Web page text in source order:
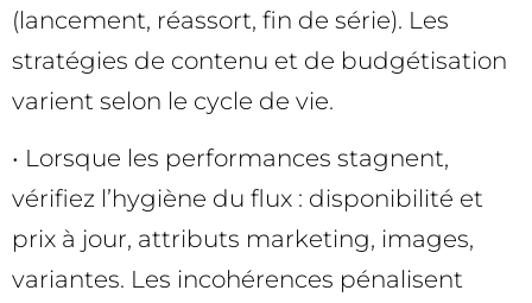
(lancement, réassort, fin de série). Les
stratégies de contenu et de budgétisation
varient selon le cycle de vie.
• Lorsque les performances stagnent,
vérifiez l’hygiène du flux : disponibilité et
prix à jour, attributs marketing, images,
variantes. Les incohérences pénalisent